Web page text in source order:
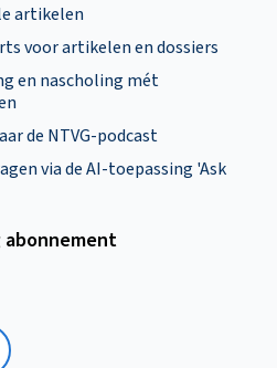
artikelen
voor artikelen en dossiers
en nascholing mét
de NTVG-podcast
via de AI-toepassing 'Ask